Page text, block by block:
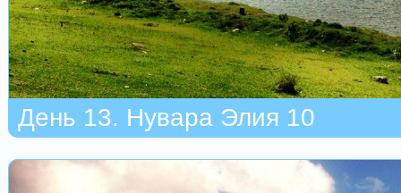
День 13. Нувара Элия 10